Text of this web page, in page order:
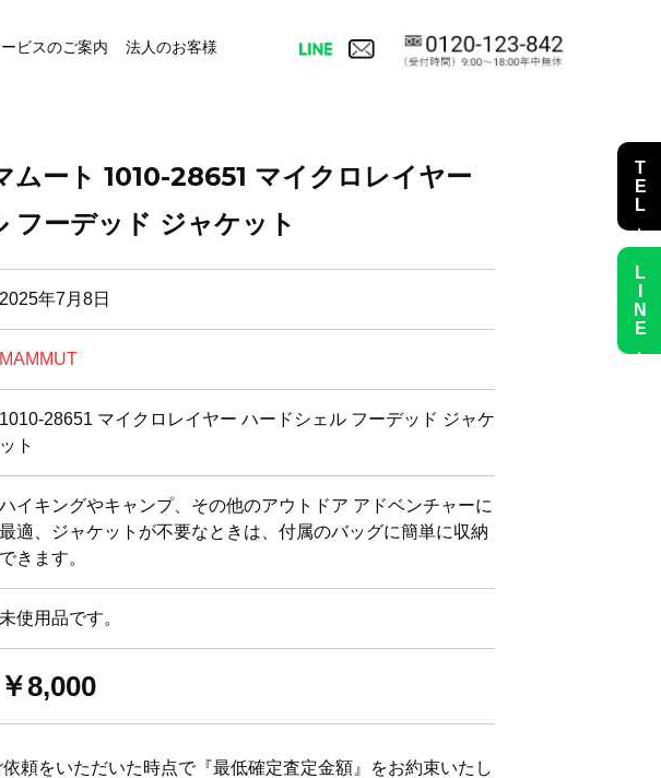
ビスのご案内 法人のお客様
ート 1010-28651 マイクロレイヤー
フーデッド ジャケット
2025年7月8日
MAMMUT
1010-28651 マイクロレイヤー ハードシェル フーデッド ジャケ
ット
ハイキングやキャンプ、その他のアウトドア アドベンチャーに
最適、ジャケットが不要なときは、付属のバッグに簡単に収納
できます。
未使用品です。
￥8,000
頼をいただいた時点で『最低確定査定金額』をお約束いたし
TEL査定
LINE査定